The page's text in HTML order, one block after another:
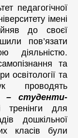
педагогічної
імені
до своєї
пов’язати
діяльністю.
та
освітології та
проводять
– студенти-
тренінги для
дошкільної
класів були